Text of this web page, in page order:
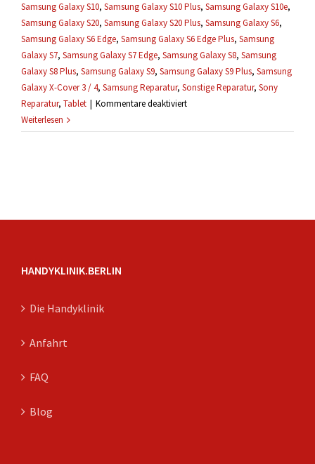
Samsung Galaxy S10, Samsung Galaxy S10 Plus, Samsung Galaxy S10e,
Samsung Galaxy S20, Samsung Galaxy S20 Plus, Samsung Galaxy S6,
Samsung Galaxy S6 Edge, Samsung Galaxy S6 Edge Plus, Samsung
Galaxy S7, Samsung Galaxy S7 Edge, Samsung Galaxy S8, Samsung
Galaxy S8 Plus, Samsung Galaxy S9, Samsung Galaxy S9 Plus, Samsung
Galaxy X-Cover 3 / 4, Samsung Reparatur, Sonstige Reparatur, Sony
Reparatur, Tablet | Kommentare deaktiviertfür
lang
Weiterlesen
HANDYKLINIK.BERLIN
Die Handyklinik
Anfahrt
FAQ
Blog